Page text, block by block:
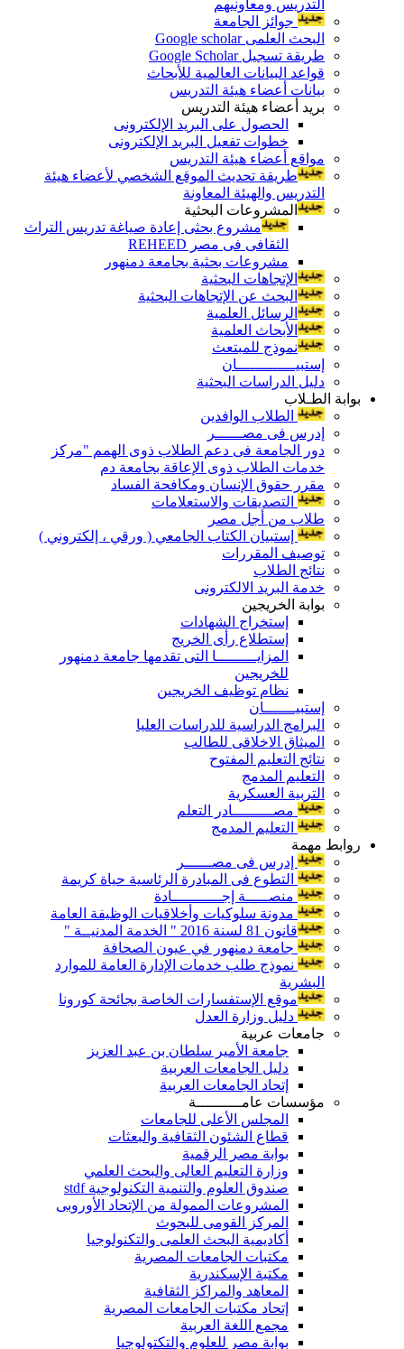
التدريس ومعاونيهم
جوائز الجامعة
البحث العلمى Google scholar
طريقة تسجيل Google Scholar
قواعد البيانات العالمية للأبحاث
بيانات أعضاء هيئة التدريس
بريد أعضاء هيئة التدريس
الحصول على البريد الإلكترونى
خطوات تفعيل البريد الإلكترونى
مواقع أعضاء هيئة التدريس
طريقة تحديث الموقع الشخصي لأعضاء هيئة
التدريس والهيئة المعاونة
المشروعات البحثية
مشروع بحثى إعادة صياغة تدريس التراث
الثقافى فى مصر REHEED
مشروعات بحثية بجامعة دمنهور
الإتجاهات البحثية
البحث عن الإتجاهات البحثية
الرسائل العلمية
الأبحاث العلمية
نموذج للمبتعث
إستبيـــــــــــــان
دليل الدراسات البحثية
بوابة الطـلاب
الطلاب الوافدين
إدرس فى مصــــــر
دور الجامعة فى دعم الطلاب ذوى الهمم "مركز
خدمات الطلاب ذوى الإعاقة بجامعة دم
مقرر حقوق الإنسان ومكافحة الفساد
التصديقات والاستعلامات
طلاب من أجل مصر
إستبيان الكتاب الجامعي ( ورقي ، إلكتروني )
توصيف المقررات
نتائج الطلاب
خدمة البريد الالكترونى
بوابة الخريجين
إستخراج الشهادات
إستطلاع رأى الخريج
المزايـــــــــا التى تقدمها جامعة دمنهور
للخريجين
نظام توظيف الخريجين
إستبيـــــــان
البرامج الدراسية للدراسات العليا
الميثاق الاخلاقى للطالب
نتائج التعليم المفتوح
التعليم المدمج
التربية العسكرية
مصـــــــــادر التعلم
التعليم المدمج
روابط مهمة
إدرس فى مصــــــر
التطوع فى المبادرة الرئاسية حياة كريمة
منصـــــة إجـــــــــــادة
مدونة سلوكيات وأخلاقيات الوظيفة العامة
قانون 81 لسنة 2016 " الخدمة المدنيــة "
جامعة دمنهور في عيون الصحافة
نموذج طلب خدمات الإدارة العامة للموارد
البشرية
موقع الإستفسارات الخاصة بجائحة كورونا
دليل وزارة العدل
جامعات عربية
جامعة الأمير سلطان بن عبد العزيز
دليل الجامعات العربية
إتحاد الجامعات العربية
مؤسسات عامــــــــــة
المجلس الأعلى للجامعات
قطاع الشئون الثقافية والبعثات
بوابة مصر الرقمية
وزارة التعليم العالى والبحث العلمي
صندوق العلوم والتنمية التكنولوجية stdf
المشروعات الممولة من الإتحاد الأوروبى
المركز القومى للبحوث
أكاديمية البحث العلمى والتكنولوجيا
مكتبات الجامعات المصرية
مكتبة الإسكندرية
المعاهد والمراكز الثقافية
إتحاد مكتبات الجامعات المصرية
مجمع اللغة العربية
بوابة مصر للعلوم والتكتولوجيا